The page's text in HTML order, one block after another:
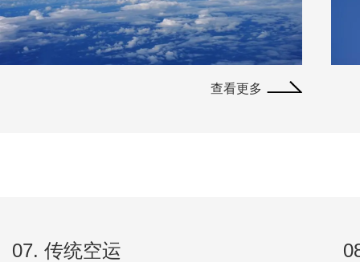
查看更多
07. 传统空运